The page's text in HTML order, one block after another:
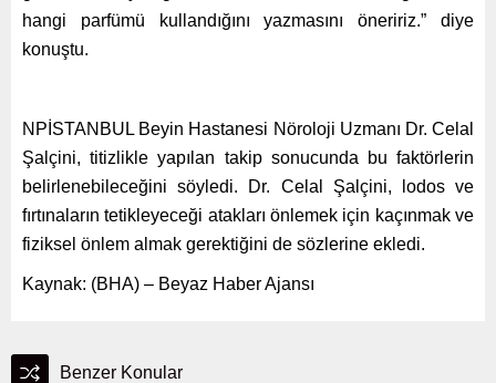
hangi parfümü kullandığını yazmasını öneririz.” diye
konuştu.
NPİSTANBUL Beyin Hastanesi Nöroloji Uzmanı Dr. Celal
Şalçini, titizlikle yapılan takip sonucunda bu faktörlerin
belirlenebileceğini söyledi. Dr. Celal Şalçini, lodos ve
fırtınaların tetikleyeceği atakları önlemek için kaçınmak ve
fiziksel önlem almak gerektiğini de sözlerine ekledi.
Kaynak: (BHA) – Beyaz Haber Ajansı
Benzer Konular